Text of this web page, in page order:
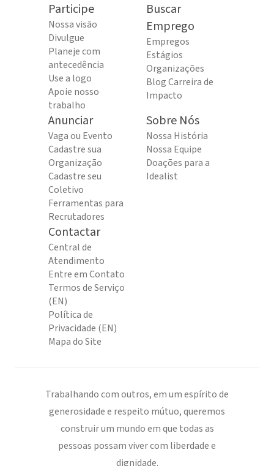
Participe
Nossa visão
Divulgue
Planeje com
antecedência
Use a logo
Apoie nosso
trabalho
Buscar
Emprego
Empregos
Estágios
Organizações
Blog Carreira de
Impacto
Anunciar
Vaga ou Evento
Cadastre sua
Organização
Cadastre seu
Coletivo
Ferramentas para
Recrutadores
Sobre Nós
Nossa História
Nossa Equipe
Doações para a
Idealist
Contactar
Central de
Atendimento
Entre em Contato
Termos de Serviço
(EN)
Política de
Privacidade (EN)
Mapa do Site
Trabalhando com outros, em um espírito de
generosidade e respeito mútuo, queremos
construir um mundo em que todas as
pessoas possam viver com liberdade e
dignidade.